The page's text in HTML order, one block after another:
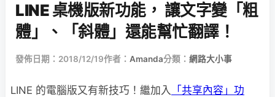
LINE 桌機版新功能， 讓文字變「粗
體」、「斜體」還能幫忙翻譯！
發佈日期：2018/12/19作者： Amanda分類： 網路大小事
LINE 的電腦版又有新技巧！繼加入 「共享內容」功